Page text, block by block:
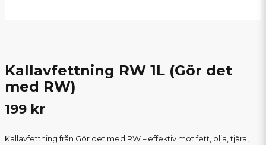
Kallavfettning RW 1L (Gör det
med RW)
199 kr
Kallavfettning från Gör det med RW – effektiv mot fett, olja, tjära,